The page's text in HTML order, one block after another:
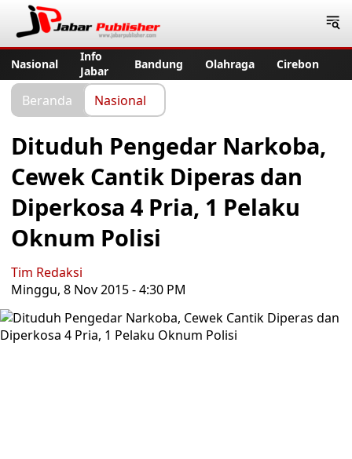
Nasional
Info
Jabar
Bandung Olahraga Cirebon
Beranda Nasional
Dituduh Pengedar Narkoba,
Cewek Cantik Diperas dan
Diperkosa 4 Pria, 1 Pelaku
Oknum Polisi
Tim Redaksi
Minggu, 8 Nov 2015 - 4:30 PM